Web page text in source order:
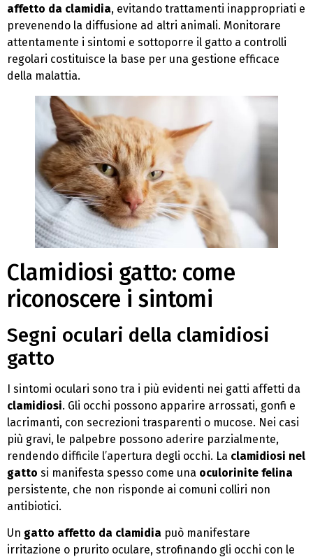
affetto da clamidia, evitando trattamenti inappropriati e
prevenendo la diffusione ad altri animali. Monitorare
attentamente i sintomi e sottoporre il gatto a controlli
regolari costituisce la base per una gestione efficace
della malattia.
Clamidiosi gatto: come
riconoscere i sintomi
Segni oculari della clamidiosi
gatto
I sintomi oculari sono tra i più evidenti nei gatti affetti da
clamidiosi. Gli occhi possono apparire arrossati, gonfi e
lacrimanti, con secrezioni trasparenti o mucose. Nei casi
più gravi, le palpebre possono aderire parzialmente,
rendendo difficile l’apertura degli occhi. La clamidiosi nel
gatto si manifesta spesso come una oculorinite felina
persistente, che non risponde ai comuni colliri non
antibiotici.
Un gatto affetto da clamidia può manifestare
irritazione o prurito oculare, strofinando gli occhi con le